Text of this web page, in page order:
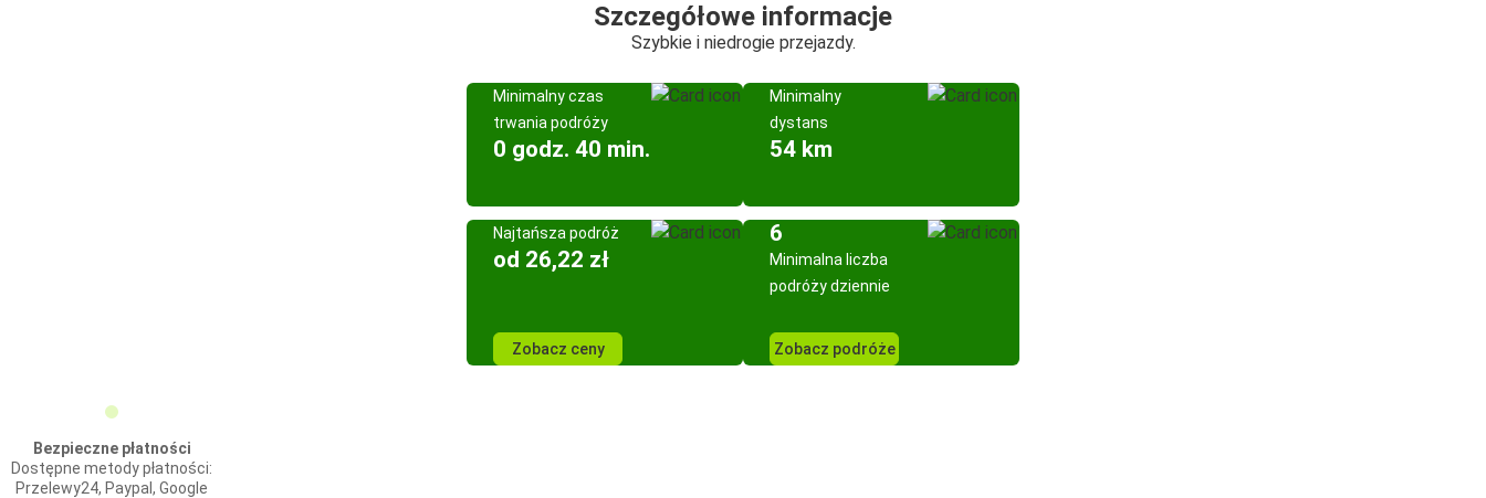
Szczegółowe informacje
Szybkie i niedrogie przejazdy.
Minimalny czas
trwania podróży
0 godz. 40 min.
Minimalny
dystans
54 km
Najtańsza podróż
od 26,22 zł
Zobacz ceny
6
Minimalna liczba
podróży dziennie
Zobacz podróże
Bezpieczne płatności
Dostępne metody płatności:
Przelewy24, Paypal, Google